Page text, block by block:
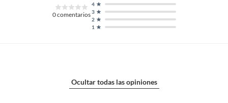
0comentarios
1
2
3
4
Ocultar todas las opiniones